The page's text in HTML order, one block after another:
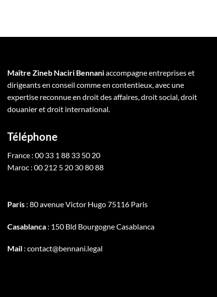
Maître Zineb Naciri Bennaniaccompagne entreprises et
dirigeants en conseil comme en contentieux, avec une
expertise reconnue en droit des affaires, droit social, droit
douanier et droit international.
Téléphone
France : 00 33 1 88 33 50 20
Maroc : 00 212 5 20 30 80 88
Paris : 80 avenue Victor Hugo 75116 Paris
Casablanca : 150 Bld Bourgogne Casablanca
Mail : contact@bennani.legal